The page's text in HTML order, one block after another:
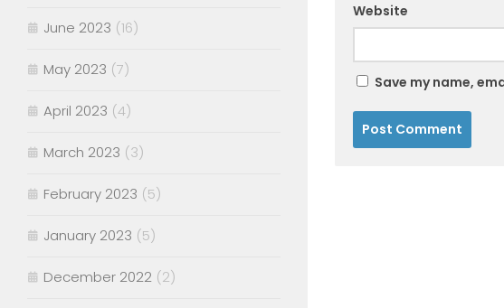
Website
Save my name,
June 2023 (16)
May 2023 (7)
April 2023 (4)
March 2023 (3)
February 2023 (5)
January 2023 (5)
December 2022 (2)